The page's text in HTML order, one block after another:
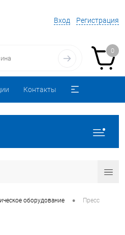
Вход Регистрация
0
Контакты
оборудование • Пресс